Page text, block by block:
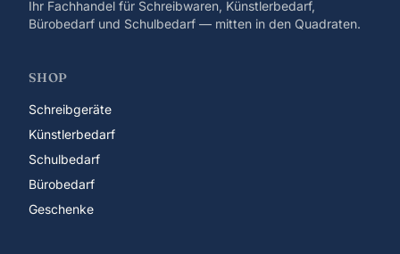
Ihr Fachhandel für Schreibwaren, Künstlerbedarf,
Bürobedarf und Schulbedarf — mitten in den Quadraten.
SHOP
Schreibgeräte
Künstlerbedarf
Schulbedarf
Bürobedarf
Geschenke